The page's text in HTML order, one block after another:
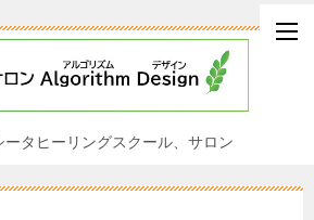
タヒーリングスクール、サロン